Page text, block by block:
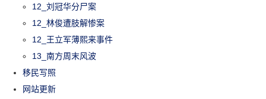
12_刘冠华分尸案
12_林俊遭肢解惨案
12_王立军薄熙来事件
13_南方周末风波
移民写照
网站更新